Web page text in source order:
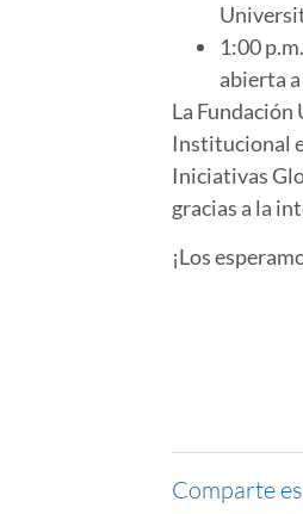
1:00
abierta
La Fundación
Institucional
Iniciativas
gracias a la
¡Los
Comparte